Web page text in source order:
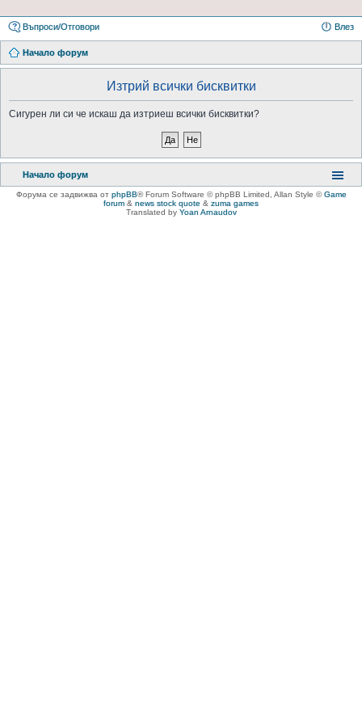
Въпроси/Отговори Влез
Начало форум
Изтрий всички бисквитки
Сигурен ли си че искаш да изтриеш всички бисквитки?
Начало форум
Форума се задвижва от phpBB® Forum Software © phpBB Limited , Allan Style ©Game
forum & news stock quote & zuma games
Translated by Yoan Arnaudov